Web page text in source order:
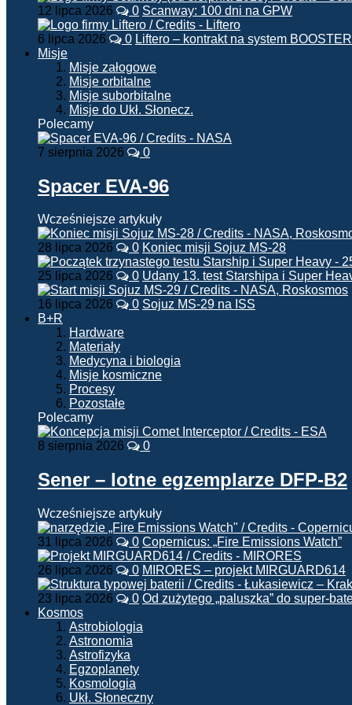
12 lipca 2026 0 Scanway: 100 dni na GPW
6 lipca 2026 0 Liftero – kontrakt na system BOOSTER
Misje
Misje załogowe
Misje orbitalne
Misje suborbitalne
Misje do Ukł. Słonecz.
Polecamy
7 sierpnia 2026 0
Spacer EVA-96
Wcześniejsze artykuły
28 lipca 2026 0 Koniec misji Sojuz MS-28
25 lipca 2026 0 Udany 13. test Starshipa i Super
16 lipca 2026 0 Sojuz MS-29 na ISS
B+R
Hardware
Materiały
Medycyna i biologia
Misje kosmiczne
Procesy
Pozostałe
Polecamy
8 sierpnia 2026 0
Sener – lotne egzemplarze DFP-B2
Wcześniejsze artykuły
31 lipca 2026 0 Copernicus: „Fire Emissions Watch”
26 lipca 2026 0 MIRORES – projekt MIRGUARD614
23 lipca 2026 0 Od zużytego „paluszka” do super-
Kosmos
Astrobiologia
Astronomia
Astrofizyka
Egzoplanety
Kosmologia
Ukł. Słoneczny